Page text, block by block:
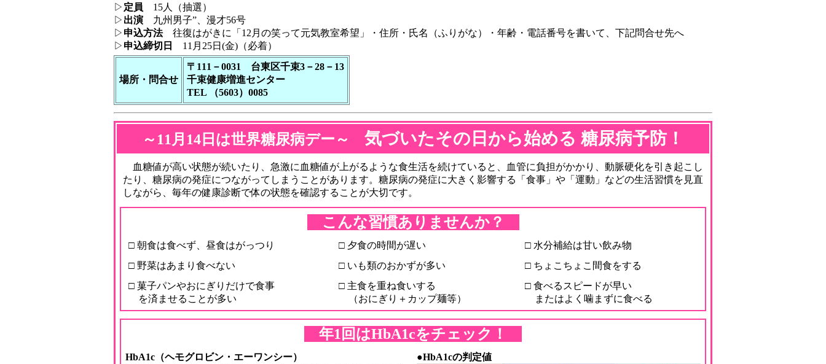
▷ 定員 15人（抽選）
▷ 出演 九州男子”、漫才56号
▷ 申込方法往復はがきに「12月の笑って元気教室希望」・住所・氏名（ふりがな）・年齢・電話番号を書いて、下記問合せ先へ
▷ 申込締切日 11月25日(金)（必着）
場所・問合せ
〒111－0031 台東区千束3－28－13
千束健康増進センター
TEL （5603）0085
～11月14日は世界糖尿病デー～ 気づいたその日から始める 糖尿病予防！
血糖値が高い状態が続いたり、急激に血糖値が上がるような食生活を続けていると、血管に負担がかかり、動脈硬化を引き起こし
たり、糖尿病の発症につながってしまうことがあります。糖尿病の発症に大きく影響する「食事」や「運動」などの生活習慣を見直
しながら、毎年の健康診断で体の状態を確認することが大切です。
こんな習慣ありませんか？
□ 朝食は食べず、昼食はがっつり □ 夕食の時間が遅い
□ 水分補給は甘い飲み物
□ 野菜はあまり食べない
□ いも類のおかずが多い
□ ちょこちょこ間食をする
□ 菓子パンやおにぎりだけで食事
を済ませることが多い
□ 主食を重ね食いする
（おにぎり＋カップ麺等）
□ 食べるスピードが早い
またはよく噛まずに食べる
年1回はHbA1cをチェック！
HbA1c（ヘモグロビン・エーワンシー）
●HbA1cの判定値